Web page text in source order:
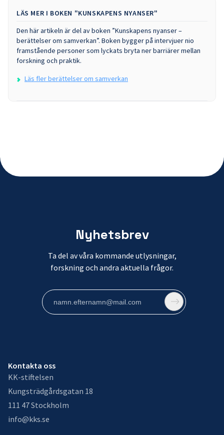
LÄS MER I BOKEN "KUNSKAPENS NYANSER"
Den här artikeln är del av boken ”Kunskapens nyanser –
berättelser om samverkan”. Boken bygger på intervjuer nio
framstående personer som lyckats bryta ner barriärer mellan
forskning och praktik.
Läs fler berättelser om samverkan
Nyhetsbrev
Ta del av våra kommande utlysningar,
forskning och andra aktuella frågor.
Kontakta oss
KK-stiftelsen
Kungsträdgårdsgatan 18
111 47 Stockholm
info@kks.se